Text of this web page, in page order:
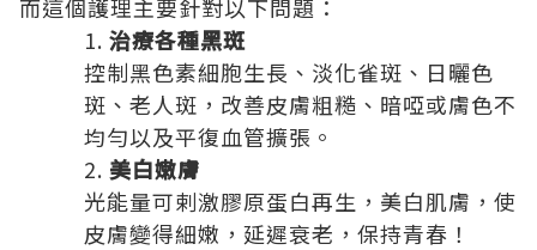
而這個護理主要針對以下問題：
治療各種黑斑
控制黑色素細胞生長、淡化雀斑、日曬色
斑、老人斑，改善皮膚粗糙、暗啞或膚色不
均勻以及平復血管擴張。
美白嫩膚
光能量可剌激膠原蛋白再生，美白肌膚，使
皮膚變得細嫩，延遲衰老，保持青春！